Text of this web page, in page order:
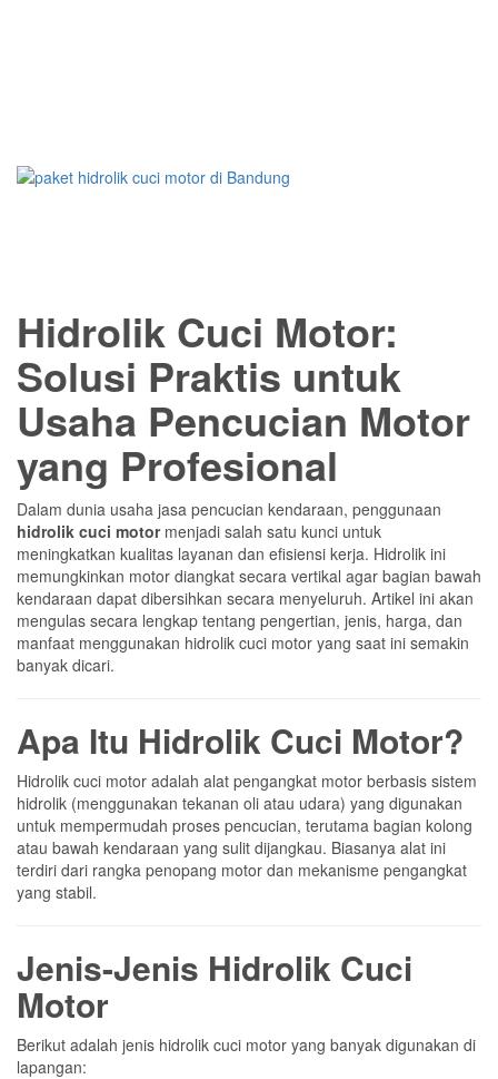
Hidrolik Cuci Motor:
Solusi Praktis untuk
Usaha Pencucian Motor
yang Profesional
Dalam dunia usaha jasa pencucian kendaraan, penggunaan
hidrolik cuci motormenjadi salah satu kunci untuk
meningkatkan kualitas layanan dan efisiensi kerja. Hidrolik ini
memungkinkan motor diangkat secara vertikal agar bagian bawah
kendaraan dapat dibersihkan secara menyeluruh. Artikel ini akan
mengulas secara lengkap tentang pengertian, jenis, harga, dan
manfaat menggunakan hidrolik cuci motor yang saat ini semakin
banyak dicari.
Apa Itu Hidrolik Cuci Motor?
Hidrolik cuci motor adalah alat pengangkat motor berbasis sistem
hidrolik (menggunakan tekanan oli atau udara) yang digunakan
untuk mempermudah proses pencucian, terutama bagian kolong
atau bawah kendaraan yang sulit dijangkau. Biasanya alat ini
terdiri dari rangka penopang motor dan mekanisme pengangkat
yang stabil.
Jenis-Jenis Hidrolik Cuci
Motor
Berikut adalah jenis hidrolik cuci motor yang banyak digunakan di
lapangan: